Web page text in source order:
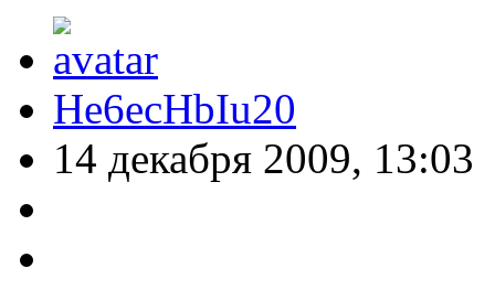
He6ecHbIu20
14 декабря 2009, 13:03